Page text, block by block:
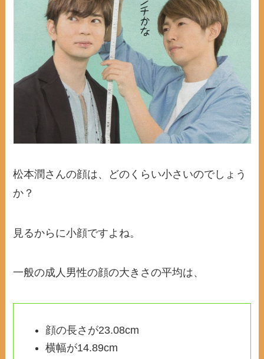
松本潤さんの顔は、どのくらい小さいのでしょう
か？
見るからに小顔ですよね。
一般の成人男性の顔の大きさの平均は、
顔の長さが23.08cm
横幅が14.89cm